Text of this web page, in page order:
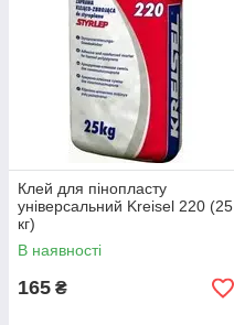
Клей для пінопласту
універсальний Kreisel 220 (25
кг)
В наявності
165 ₴